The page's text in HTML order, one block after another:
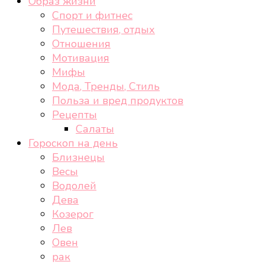
Спорт и фитнес
Путешествия, отдых
Отношения
Мотивация
Мифы
Мода, Тренды, Стиль
Польза и вред продуктов
Рецепты
Салаты
Гороскоп на день
Близнецы
Весы
Водолей
Дева
Козерог
Лев
Овен
рак